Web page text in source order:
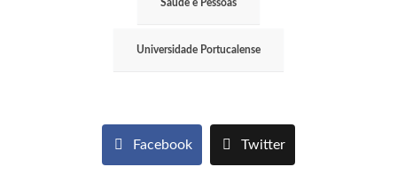
Saúde e Pessoas
Universidade Portucalense
Facebook Twitter